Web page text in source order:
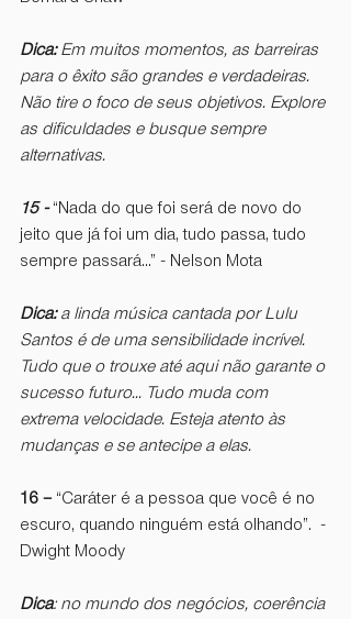
Dica: Em muitos momentos, as barreiras
para o êxito são grandes e verdadeiras.
Não tire o foco de seus objetivos. Explore
as dificuldades e busque sempre
alternativas.
15 - “Nada do que foi será de novo do
jeito que já foi um dia, tudo passa, tudo
sempre passará...” - Nelson Mota
Dica: a linda música cantada por Lulu
Santos é de uma sensibilidade incrível.
Tudo que o trouxe até aqui não garante o
sucesso futuro... Tudo muda com
extrema velocidade. Esteja atento às
mudanças e se antecipe a elas.
16 – “Caráter é a pessoa que você é no
escuro, quando ninguém está olhando”.  -
Dwight Moody
Dica: no mundo dos negócios, coerência